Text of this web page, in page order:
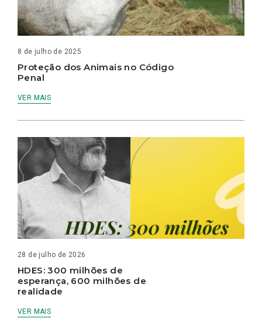
8 de julho de 2025
Proteção dos Animais no Código
Penal
VER MAIS
28 de julho de 2026
HDES: 300 milhões de
esperança, 600 milhões de
realidade
VER MAIS